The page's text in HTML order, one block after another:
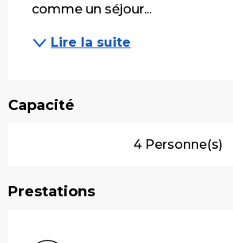
comme un séjour...
Lire la suite
Capacité
4 Personne(s)
Prestations